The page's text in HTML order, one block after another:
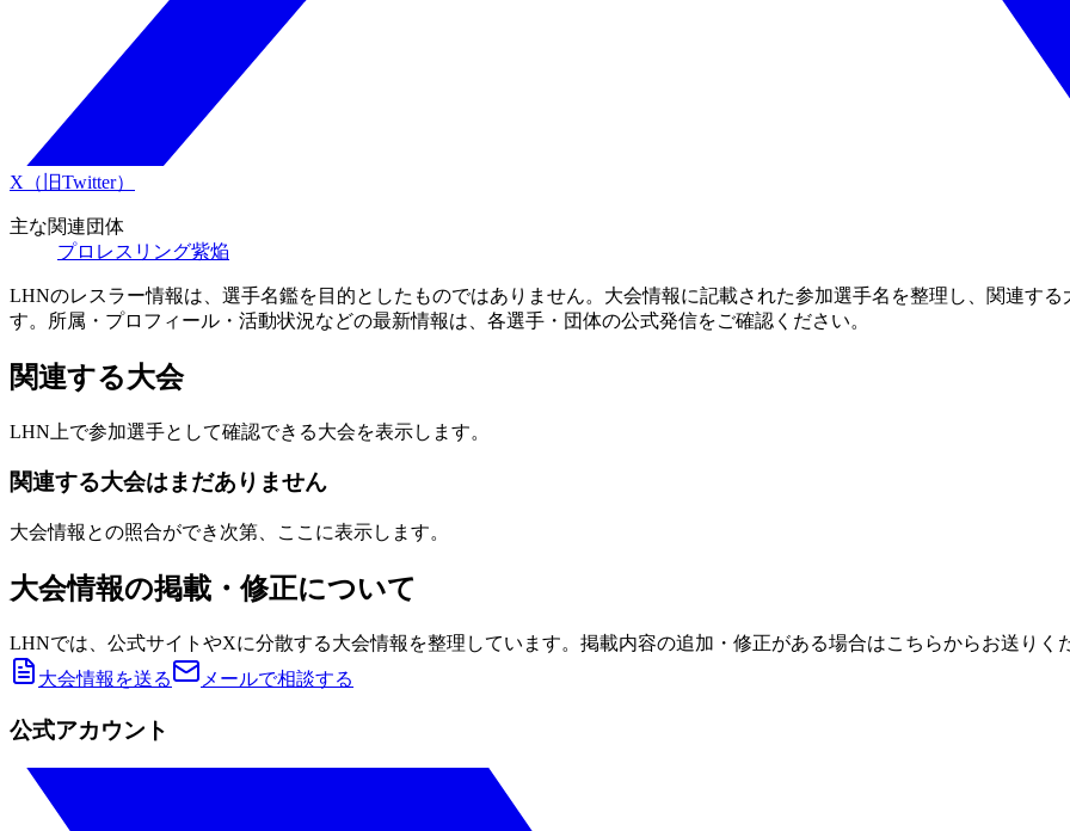
X（旧Twitter）
主な関連団体
プロレスリング紫焔
LHNのレスラー情報は、選手名鑑を目的としたものではありません。大会情報に記載された参加選手名を整理し、関連す
す。所属・プロフィール・活動状況などの最新情報は、各選手・団体の公式発信をご確認ください。
関連する大会
LHN上で参加選手として確認できる大会を表示します。
関連する大会はまだありません
大会情報との照合ができ次第、ここに表示します。
大会情報の掲載・修正について
LHNでは、公式サイトやXに分散する大会情報を整理しています。掲載内容の追加・修正がある場合はこちらからお送りく
大会情報を送る
メールで相談する
公式アカウント